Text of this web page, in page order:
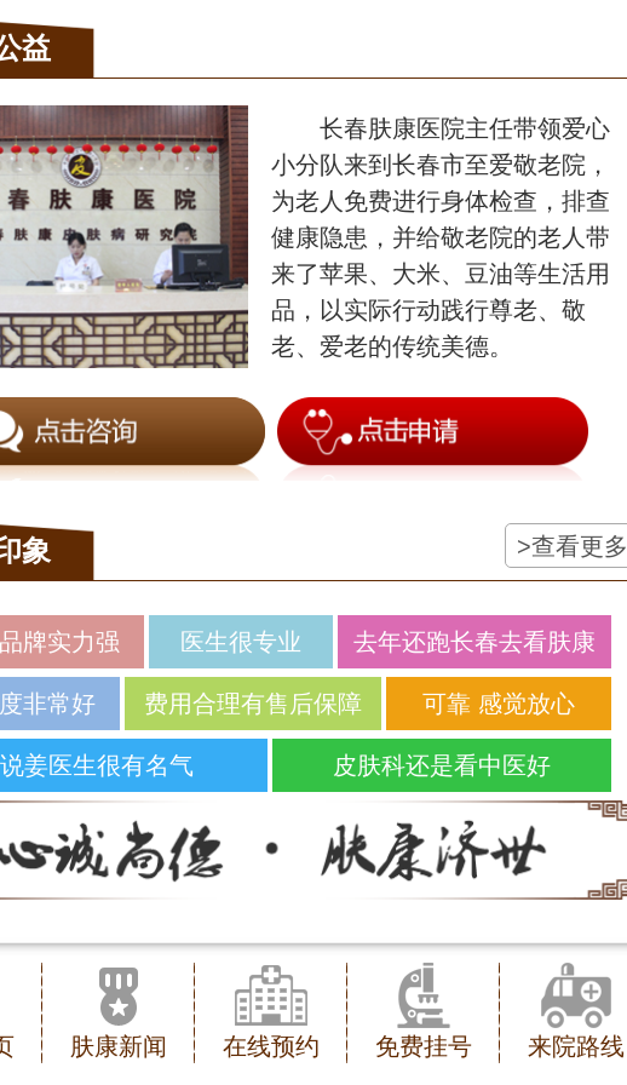
益
长春肤康医院主任带领爱心
小分队来到长春市至爱敬老院，
为老人免费进行身体检查，排查
健康隐患，并给敬老院的老人带
来了苹果、大米、豆油等生活用
品，以实际行动践行尊老、敬
老、爱老的传统美德。
象 >查看更多
牌实力强 医生很专业 去年还跑长春去看肤康
非常好 费用合理有售后保障 可靠 感觉放心
姜医生很有名气 皮肤科还是看中医好
肤康新闻 在线预约 免费挂号 来院路线